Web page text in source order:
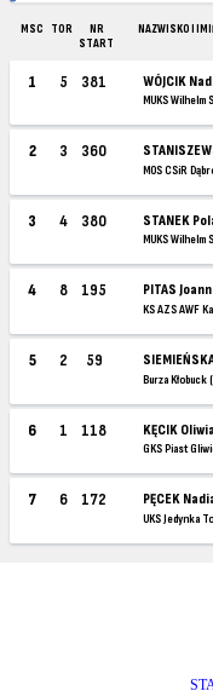
MSC TOR
NR
START
NAZWISKO I
1 5 381 WÓJCIK
MUKS
2 3 360
MOS CSiR
3 4 380 STANEK
MUKS Wilhelm
4 8 195 PITAS
KS AZS AWF
5 2 59
Burza Kłobuck
6 1 118 KĘCIK
GKS Piast
7 6 172 PĘCEK
UKS Jedynka